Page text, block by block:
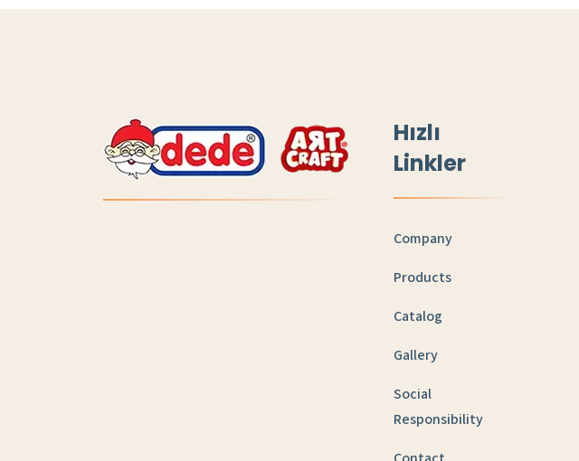
Hızlı
Linkler
Company
Products
Catalog
Gallery
Social
Responsibility